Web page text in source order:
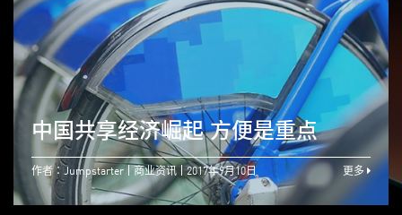
中国共享经济崛起 方便是重点
作者：Jumpstarter 商业资讯 2017年9月10日 更多